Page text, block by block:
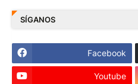
SÍGANOS
Facebook
Youtube